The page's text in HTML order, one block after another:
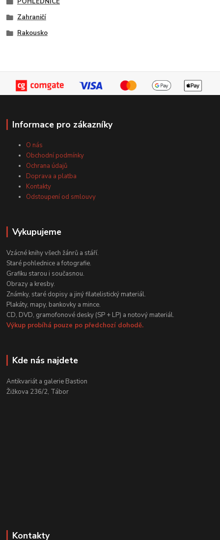
Zahraničí
Rakousko
Informace pro zákazníky
O nás
Obchodní podmínky
Ochrana údajů
Doprava a platba
Kontakty
Odstoupení od smlouvy
Vykupujeme
Vzácné knihy všech žánrů a stáří.
Staré pohlednice a fotografie.
Grafiku starou i současnou.
Obrazy a kresby.
Známky, staré dopisy a jiný filatelistický materiál.
Plakáty, mapy, bankovky a mince.
CD, DVD, gramofonové desky (SP + LP) a notový materiál.
Výkup probíhá pouze po předchozí dohodě.
Kde nás najdete
Antikvariát a galerie Bastion
Žižkova 236/2, Tábor
Kontakty